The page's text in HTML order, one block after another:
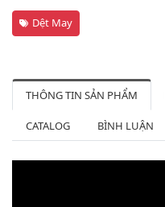
Dệt May
THÔNG TIN SẢN PHẨM
CATALOG BÌNH LUẬN